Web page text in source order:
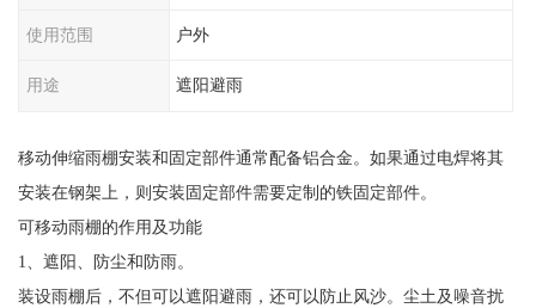
使用范围 户外
用途 遮阳避雨
移动伸缩雨棚安装和固定部件通常配备铝合金。如果通过电焊将其
安装在钢架上，则安装固定部件需要定制的铁固定部件。
可移动雨棚的作用及功能
1、遮阳、防尘和防雨。
装设雨棚后，不但可以遮阳避雨，还可以防止风沙。尘土及噪音扰